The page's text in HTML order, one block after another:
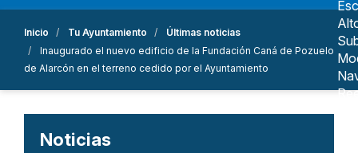
Inicio Tu Ayuntamiento
Últimas noticias
Inaugurado el nuevo edificio de la Fundación Caná de Pozuelo
de Alarcón en el terreno cedido por el Ayuntamiento
Noticias